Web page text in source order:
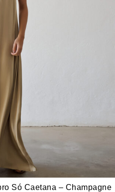
Só Caetana – Champagne